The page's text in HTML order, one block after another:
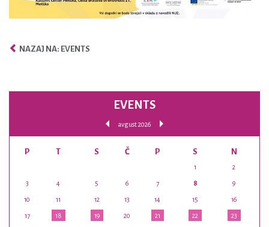
NAZAJ NA: EVENTS
EVENTS
avgust 2026
P T S Č P S N
1 2
3 4 5 6 7 8 9
10 11 12 13 14 15 16
17 18 19 20 21 22 23